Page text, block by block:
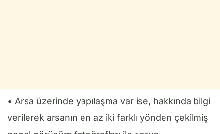
• Arsa üzerinde yapılaşma var ise, hakkında bilgi
verilerek arsanın en az iki farklı yönden çekilmiş